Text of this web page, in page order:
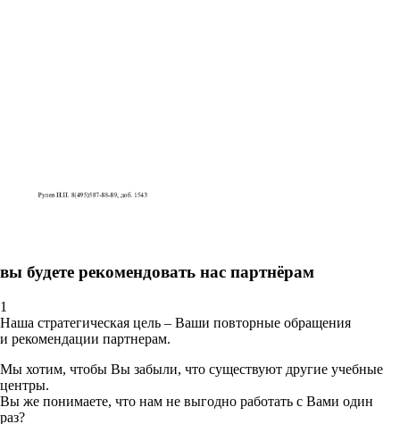
вы будете рекомендовать нас партнёрам
1
Наша стратегическая цель – Ваши повторные обращения
и рекомендации партнерам.
Мы хотим, чтобы Вы забыли, что существуют другие учебные
центры.
Вы же понимаете, что нам не выгодно работать с Вами один
раз?